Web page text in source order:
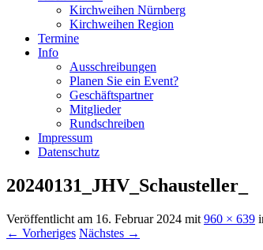
Kirchweihen Nürnberg
Kirchweihen Region
Termine
Info
Ausschreibungen
Planen Sie ein Event?
Geschäftspartner
Mitglieder
Rundschreiben
Impressum
Datenschutz
20240131_JHV_Schausteller_
Veröffentlicht am 16. Februar 2024 mit 960 × 639
← Vorheriges Nächstes →